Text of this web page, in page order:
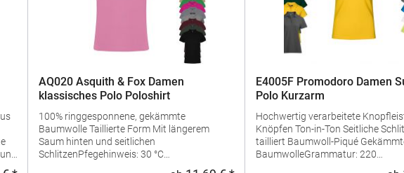
AQ020 Asquith & Fox Damen
klassisches Polo Poloshirt
100% ringgesponnene, gekämmte
Baumwolle Taillierte Form Mit längerem
Saum hinten und seitlichen
SchlitzenPfegehinweis: 30 °C
E4005F Promodoro Damen
Polo Kurzarm
Hochwertig verarbeitete
Knöpfen Ton-in-Ton Seitliche Schlitze Leicht
tailliert Baumwoll-Piqué Gekämmte
BaumwolleGrammatur: 220